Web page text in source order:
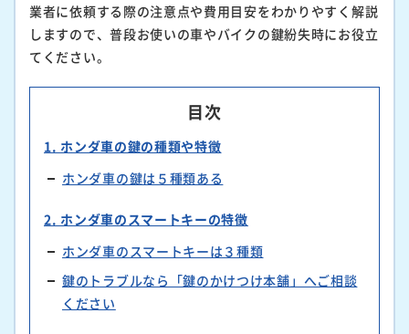
業者に依頼する際の注意点や費用目安をわかりやすく解説
しますので、普段お使いの車やバイクの鍵紛失時にお役立
てください。
目次
1. ホンダ車の鍵の種類や特徴
ホンダ車の鍵は５種類ある
2. ホンダ車のスマートキーの特徴
ホンダ車のスマートキーは３種類
鍵のトラブルなら「鍵のかけつけ本舗」へご相談
ください